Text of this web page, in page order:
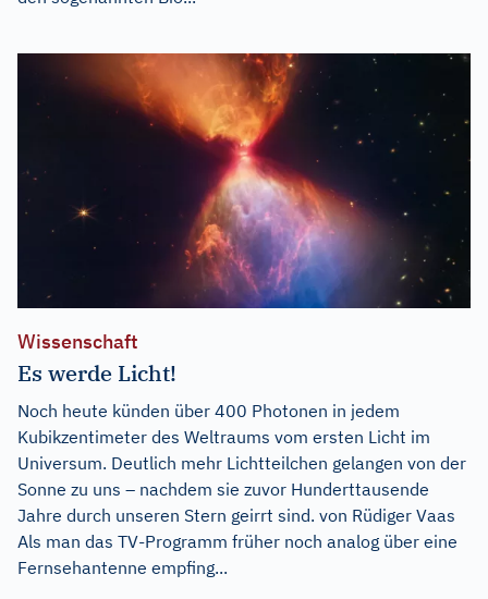
Wissenschaft
Es werde Licht!
Noch heute künden über 400 Photonen in jedem
Kubikzentimeter des Weltraums vom ersten Licht im
Universum. Deutlich mehr Lichtteilchen gelangen von der
Sonne zu uns – nachdem sie zuvor Hunderttausende
Jahre durch unseren Stern geirrt sind. von Rüdiger Vaas
Als man das TV-Programm früher noch analog über eine
Fernsehantenne empfing...